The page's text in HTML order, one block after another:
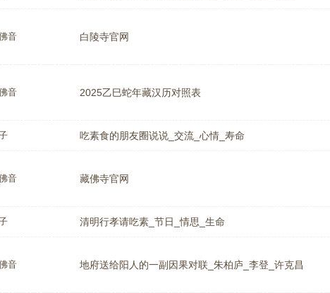
音 白陵寺官网
音 2025乙巳蛇年藏汉历对照表
吃素食的朋友圈说说_交流_心情_寿命
音 藏佛寺官网
清明行孝请吃素_节日_情思_生命
音 地府送给阳人的一副因果对联_朱柏庐_李登_许克昌